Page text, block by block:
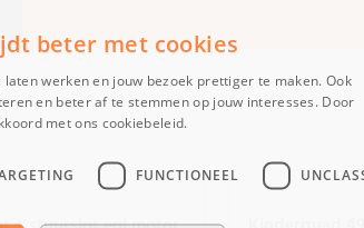
beter met cookies
werken en jouw bezoek prettiger te maken. Ook
en beter af te stemmen op jouw interesses. Door
met ons cookiebeleid.
FUNCTIONEEL